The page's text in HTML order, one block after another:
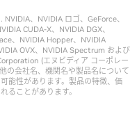
、NVIDIA ロゴ、GeForce、
CUDA-X、NVIDIA DGX、
、NVIDIA Hopper、NVIDIA
OVX、NVIDIA Spectrum および
(エヌビディア コーポレー
の会社名、機関名や製品名について
能性があります。製品の特徴、価
ることがあります。